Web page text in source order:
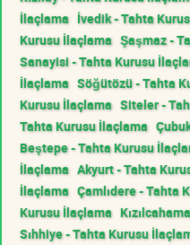
İlaçlama İvedik - Tahta
Kurusu İlaçlama Şaşmaz -
Sanayisi - Tahta Kurusu
İlaçlama Söğütözü - Tahta
Kurusu İlaçlama Siteler -
Tahta Kurusu İlaçlama
Beştepe - Tahta Kurusu
İlaçlama Akyurt - Tahta
İlaçlama Çamlıdere - Tahta
Kurusu İlaçlama
Sıhhiye - Tahta Kurusu